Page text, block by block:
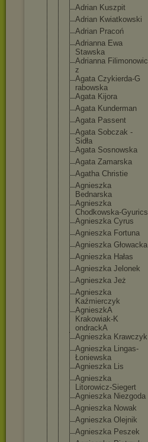
Adrian Kuszpit
Adrian Kwiatkowski
Adrian Pracoń
Adrianna Ewa
Stawska
Adrianna Filimonowic
z
Agata Czykierda-G
rabowska
Agata Kijora
Agata Kunderman
Agata Passent
Agata Sobczak -
Sidła
Agata Sosnowska
Agata Zamarska
Agatha Christie
Agnieszka
Bednarska
Agnieszka
Chodkowska-Gyurics
Agnieszka Cyrus
Agnieszka Fortuna
Agnieszka Głowacka
Agnieszka Hałas
Agnieszka Jelonek
Agnieszka Jeż
Agnieszka
Kaźmierczyk
AgnieszkA
Krakowiak-K
ondrackA
Agnieszka Krawczyk
Agnieszka Lingas-
Łoniewska
Agnieszka Lis
Agnieszka
Litorowicz-Siegert
Agnieszka Niezgoda
Agnieszka Nowak
Agnieszka Olejnik
Agnieszka Peszek